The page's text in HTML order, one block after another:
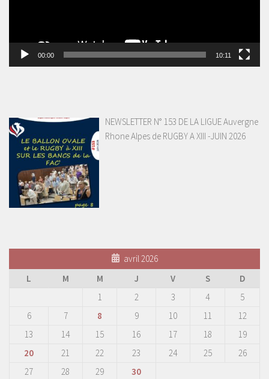
00:00 10:11
NEWSLETTER N° 153 DE LA LIGUE Auvergne
Rhone Alpes de RUGBY A XIII -JUIN 2026
avril 2026
L
M M J V S
D
1
2 3 4
5
6
7 8 9 10 11
12
13
14 15 16 17 18
19
20
21 22 23 24 25
26
27
28 29
30